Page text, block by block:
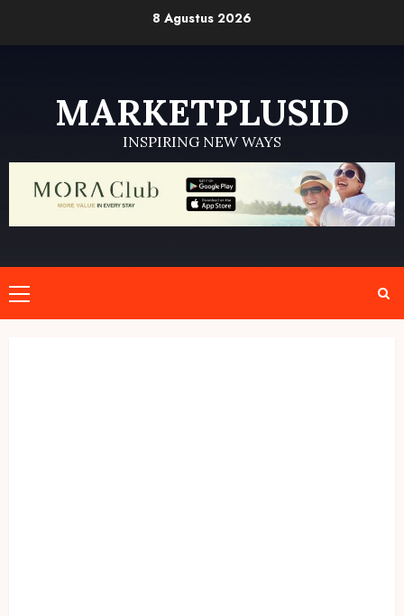
8 Agustus 2026
MARKETPLUSID
INSPIRING NEW WAYS
Primary
Menu